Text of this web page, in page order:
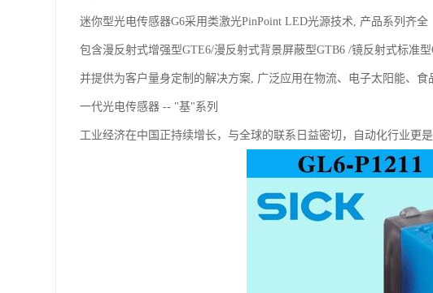
迷你型光电传感器G6采用类激光PinPoint LED光源技术, 产品系列齐全
包含漫反射式增强型GTE6/漫反射式背景屏蔽型GTB6 /镜反射式标准
并提供为客户量身定制的解决方案, 广泛应用在物流、电子太阳能、
一代光电传感器 -- "基"系列
工业经济在中国正持续增长，与全球的联系日益密切，自动化行业更